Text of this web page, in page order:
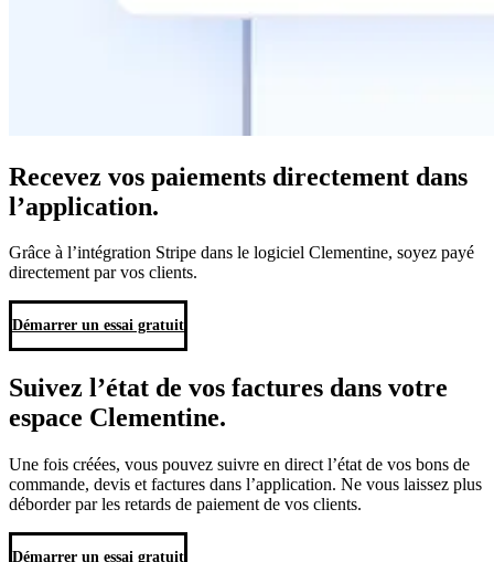
Recevez vos paiements directement dans
l’application.
Grâce à l’intégration Stripe dans le logiciel Clementine, soyez payé
directement par vos clients.
Démarrer un essai gratuit
Suivez l’état de vos factures dans votre
espace Clementine.
Une fois créées, vous pouvez suivre en direct l’état de vos bons de
commande, devis et factures dans l’application. Ne vous laissez plus
déborder par les retards de paiement de vos clients.
Démarrer un essai gratuit